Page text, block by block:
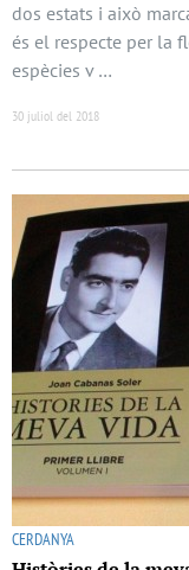
dos estats i això
és el respecte per la
espècies v …
30 juliol del 2018
CERDANYA